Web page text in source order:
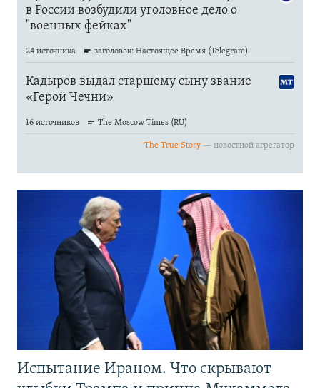
Испытание Ираном. Что скрывают